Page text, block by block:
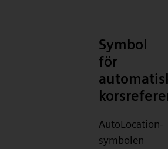
Symbol
för
AutoLocation-
symbolen